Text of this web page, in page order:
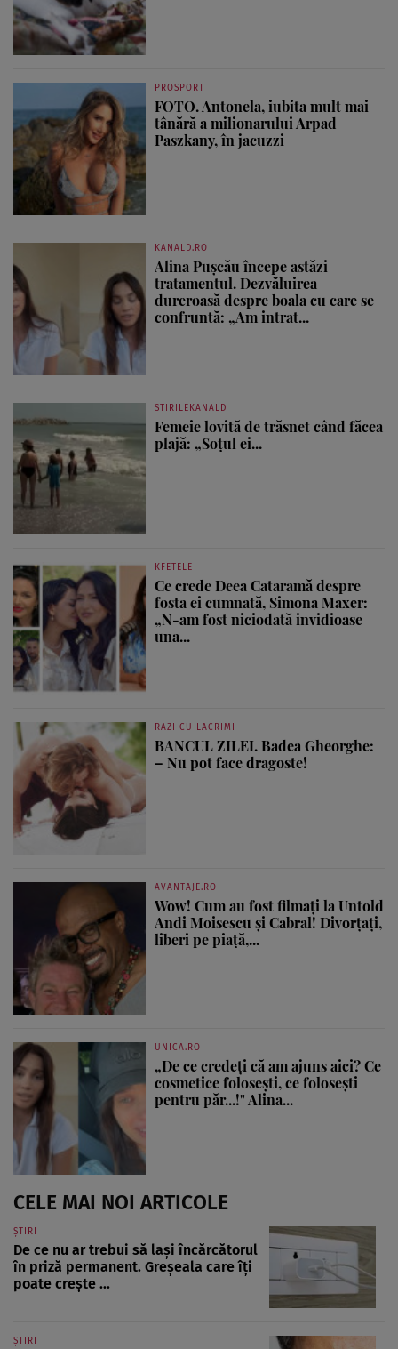
PROSPORT
FOTO. Antonela, iubita mult mai
tânără a milionarului Arpad
Paszkany, în jacuzzi
KANALD.RO
Alina Pușcău începe astăzi
tratamentul. Dezvăluirea
dureroasă despre boala cu care se
confruntă: „Am intrat...
STIRILEKANALD
Femeie lovită de trăsnet când făcea
plajă: „Soțul ei...
KFETELE
Ce crede Deea Cataramă despre
fosta ei cumnată, Simona Maxer:
„N-am fost niciodată invidioase
una...
RAZI CU LACRIMI
BANCUL ZILEI. Badea Gheorghe:
– Nu pot face dragoste!
AVANTAJE.RO
Wow! Cum au fost filmați la Untold
Andi Moisescu și Cabral! Divorțați,
liberi pe piață,...
UNICA.RO
„De ce credeți că am ajuns aici? Ce
cosmetice folosești, ce folosești
pentru păr...!" Alina...
CELE MAI NOI ARTICOLE
ȘTIRI
De ce nu ar trebui să lași încărcătorul
în priză permanent. Greșeala care îți
poate crește ...
ȘTIRI